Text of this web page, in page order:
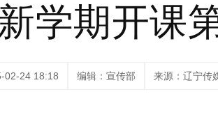
学期开课
02-24 18:18 编辑：宣传部 来源：辽宁传